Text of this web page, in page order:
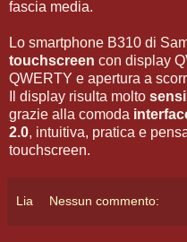
fascia media.
Lo smartphone B310 di
touchscreen con display
QWERTY e apertura a
Il display risulta molto
grazie alla comoda
2.0, intuitiva, pratica e
touchscreen.
Lia Nessun commento: